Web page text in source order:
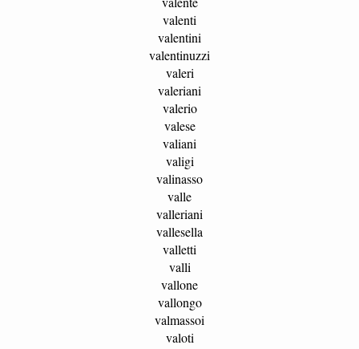
valenti
valentini
valentinuzzi
valeri
valeriani
valerio
valese
valiani
valigi
valinasso
valle
valleriani
vallesella
valletti
valli
vallone
vallongo
valmassoi
valoti